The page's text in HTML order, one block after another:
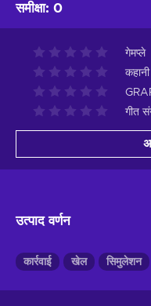
समीक्षा: 0
गेमप्ले
कहानी
गीत
उत्पाद वर्णन
कार्रवाई खेल सिमुलेशन